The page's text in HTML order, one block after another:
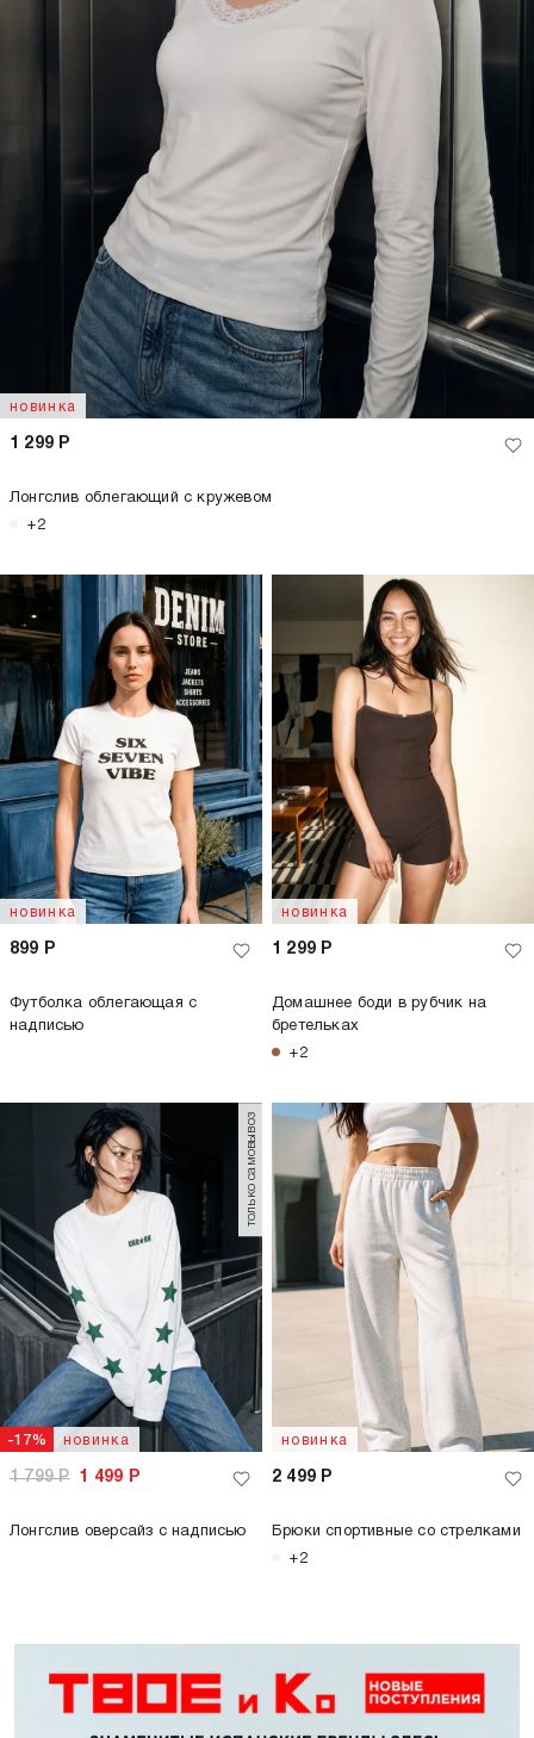
новинка
1 299 Р
Лонгслив облегающий с кружевом
+2
новинка
899 Р
Футболка облегающая с
надписью
новинка
1 299 Р
Домашнее боди в рубчик на
бретельках
+2
-17% новинка
только самовывоз
1 799Р 1 499 Р
Лонгслив оверсайз с надписью
новинка
2 499 Р
Брюки спортивные со стрелками
+2